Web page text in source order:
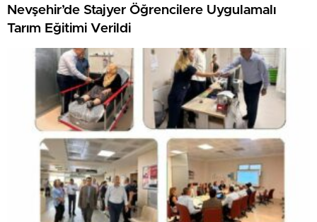
Nevşehir’de Stajyer Öğrencilere Uygulamalı
Tarım Eğitimi Verildi